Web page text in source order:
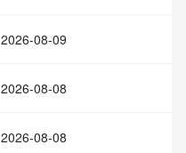
2026-08-09
2026-08-08
2026-08-08